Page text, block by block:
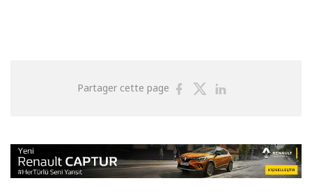
Partager cette page
PartagerPartager